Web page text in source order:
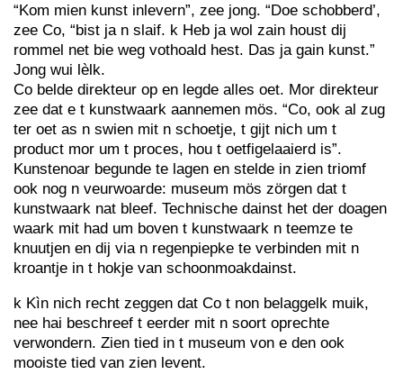
“Kom mien kunst inlevern”, zee jong. “Doe schobberd’,
zee Co, “bist ja n slaif. k Heb ja wol zain houst dij
rommel net bie weg vothoald hest. Das ja gain kunst.”
Jong wui lèlk.
Co belde direkteur op en legde alles oet. Mor direkteur
zee dat e t kunstwaark aannemen mös. “Co, ook al zug
ter oet as n swien mit n schoetje, t gijt nich um t
product mor um t proces, hou t oetfigelaaierd is”.
Kunstenoar begunde te lagen en stelde in zien triomf
ook nog n veurwoarde: museum mös zörgen dat t
kunstwaark nat bleef. Technische dainst het der doagen
waark mit had um boven t kunstwaark n teemze te
knuutjen en dij via n regenpiepke te verbinden mit n
kroantje in t hokje van schoonmoakdainst.
k Kìn nich recht zeggen dat Co t non belaggelk muik,
nee hai beschreef t eerder mit n soort oprechte
verwondern. Zien tied in t museum von e den ook
mooiste tied van zien levent.